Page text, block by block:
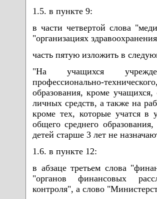
1.5. в пункте 9:
в части четвертой слова
"организациях
часть пятую изложить в
"На учащихся
профессионально-
образования, кроме
личных средств, а также на
кроме тех, которые учатся в
общего среднего
детей старше 3 лет не
1.6. в пункте 12:
в абзаце третьем слова
"органов финансовых
контроля", а слово